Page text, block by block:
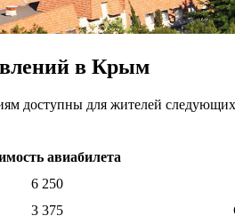
в Крым
доступны для жителей следующих
авиабилета
6 250
3 375